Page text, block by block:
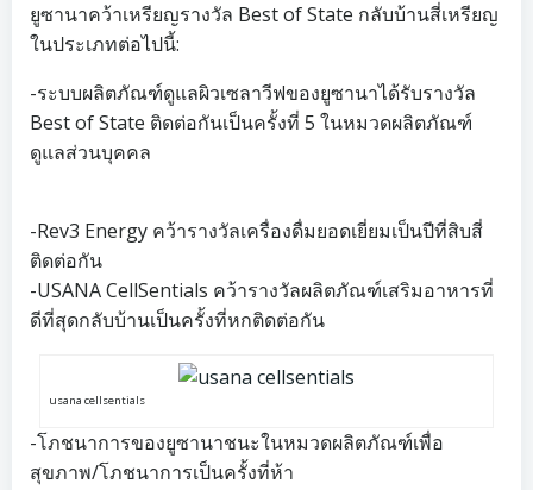
ยูซานาคว้าเหรียญรางวัล Best of State กลับบ้านสี่เหรียญ
ในประเภทต่อไปนี้:
-ระบบผลิตภัณฑ์ดูแลผิวเซลาวีฟของยูซานาได้รับรางวัล
Best of State ติดต่อกันเป็นครั้งที่ 5 ในหมวดผลิตภัณฑ์
ดูแลส่วนบุคคล
-Rev3 Energy คว้ารางวัลเครื่องดื่มยอดเยี่ยมเป็นปีที่สิบสี่
ติดต่อกัน
-USANA CellSentials คว้ารางวัลผลิตภัณฑ์เสริมอาหารที่
ดีที่สุดกลับบ้านเป็นครั้งที่หกติดต่อกัน
usana cellsentials
-โภชนาการของยูซานาชนะในหมวดผลิตภัณฑ์เพื่อ
สุขภาพ/โภชนาการเป็นครั้งที่ห้า